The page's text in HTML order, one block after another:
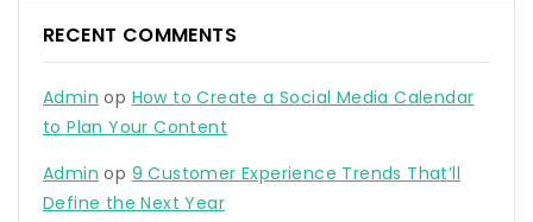
RECENT COMMENTS
Admin op How to Create a Social Media Calendar
to Plan Your Content
Admin op 9 Customer Experience Trends That’ll
Define the Next Year